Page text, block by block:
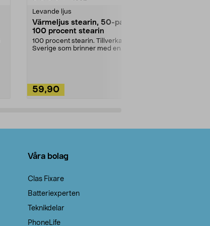
Levande ljus
Värmeljus stearin, 50-pack,
100 procent stearin
100 procent stearin. Tillverkade i
Sverige som brinner med en
59,90
Våra bolag
Clas Fixare
Batteriexperten
Teknikdelar
PhoneLife